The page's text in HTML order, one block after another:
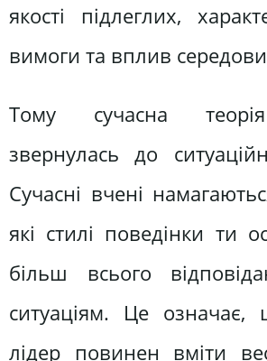
якості підлеглих,
вимоги та вплив
Тому сучасна
звернулась до
Сучасні вчені
які стилі поведінки ти
більш всього
ситуаціям. Це означає,
лідер повинен вміти